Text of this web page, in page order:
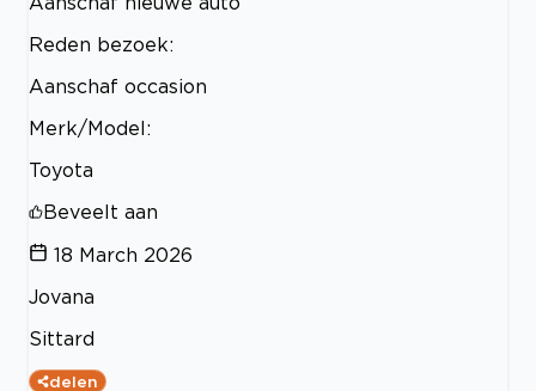
Reden bezoek:
Aanschaf occasion
Merk/Model:
Toyota
Beveelt aan
18 March 2026
Jovana
Sittard
delen